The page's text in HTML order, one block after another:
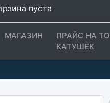
пуста
МАГАЗИН
ПРАЙС НА ТО
КАТУШЕК